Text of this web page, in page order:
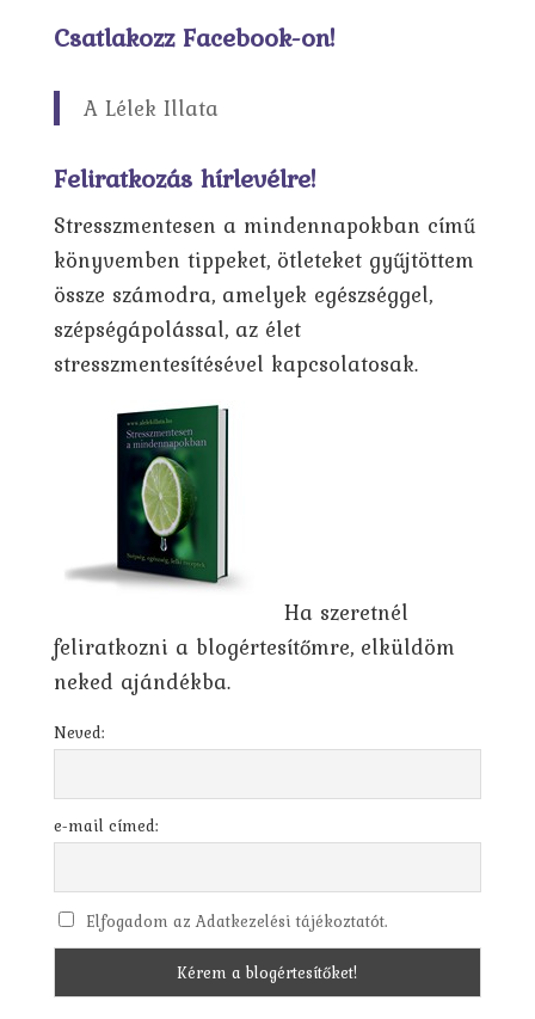
Csatlakozz Facebook-on!
A Lélek Illata
Feliratkozás hírlevélre!
Stresszmentesen a mindennapokban című
könyvemben tippeket, ötleteket gyűjtöttem
össze számodra, amelyek egészséggel,
szépségápolással, az élet
stresszmentesítésével kapcsolatosak.
Ha szeretnél
feliratkozni a blogértesítőmre, elküldöm
neked ajándékba.
Neved:
e-mail címed:
Elfogadom az Adatkezelési tájékoztatót.